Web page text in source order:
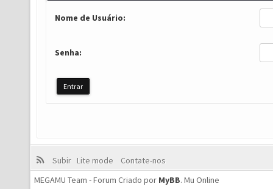
Nome de Usuário:
Senha:
Subir Lite mode
Contate-nos
MEGAMU Team - Forum Criado por MyBB. Mu Online